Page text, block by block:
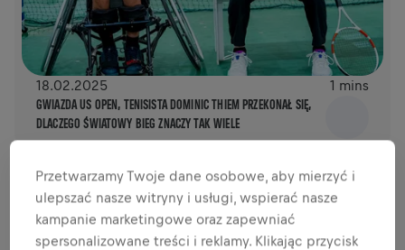
18.02.2025 1 mins
GWIAZDA US OPEN, TENISISTA DOMINIC THIEM PRZEKONAŁ SIĘ,
DLACZEGO ŚWIATOWY BIEG ZNACZY TAK WIELE
Przetwarzamy Twoje dane osobowe, aby mierzyć i
ulepszać nasze witryny i usługi, wspierać nasze
kampanie marketingowe oraz zapewniać
spersonalizowane treści i reklamy. Klikając przycisk